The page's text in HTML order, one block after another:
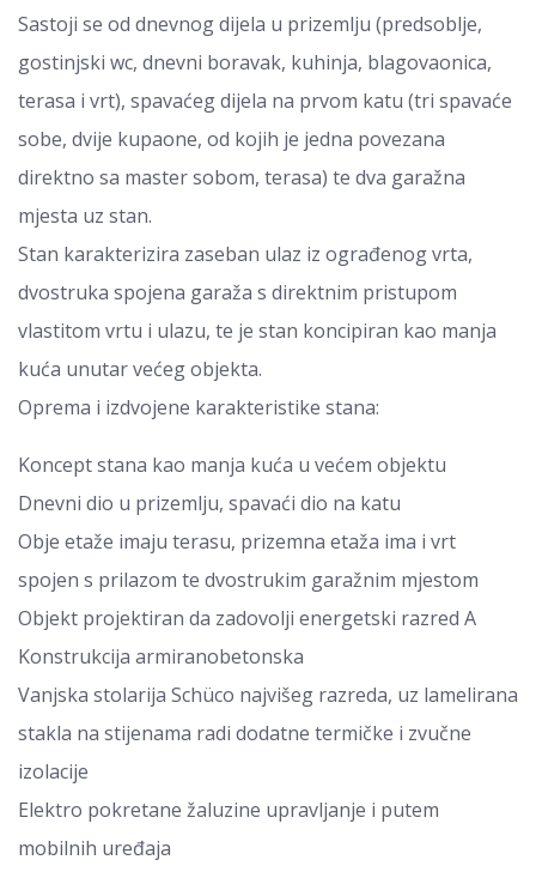
Sastoji se od dnevnog dijela u prizemlju (predsoblje,
gostinjski wc, dnevni boravak, kuhinja, blagovaonica,
terasa i vrt), spavaćeg dijela na prvom katu (tri spavaće
sobe, dvije kupaone, od kojih je jedna povezana
direktno sa master sobom, terasa) te dva garažna
mjesta uz stan.
Stan karakterizira zaseban ulaz iz ograđenog vrta,
dvostruka spojena garaža s direktnim pristupom
vlastitom vrtu i ulazu, te je stan koncipiran kao manja
kuća unutar većeg objekta.
Oprema i izdvojene karakteristike stana:
Koncept stana kao manja kuća u većem objektu
Dnevni dio u prizemlju, spavaći dio na katu
Obje etaže imaju terasu, prizemna etaža ima i vrt
spojen s prilazom te dvostrukim garažnim mjestom
Objekt projektiran da zadovolji energetski razred A
Konstrukcija armiranobetonska
Vanjska stolarija Schüco najvišeg razreda, uz lamelirana
stakla na stijenama radi dodatne termičke i zvučne
izolacije
Elektro pokretane žaluzine upravljanje i putem
mobilnih uređaja